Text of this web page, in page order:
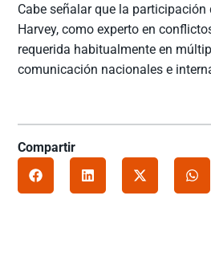
Cabe señalar que la participación
Harvey, como experto en
requerida habitualmente en
comunicación nacionales e
Compartir